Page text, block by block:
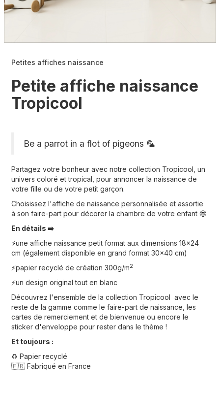
Petites affiches naissance
Petite affiche naissance
Tropicool
Be a parrot in a flot of pigeons 🦜
Partagez votre bonheur avec notre collection Tropicool, un
univers coloré et tropical, pour annoncer la naissance de
votre fille ou de votre petit garçon.
Choisissez l'affiche de naissance personnalisée et assortie
à son faire-part pour décorer la chambre de votre enfant 🤩
En détails ➡️
⚡️une affiche naissance petit format aux dimensions 18x24
cm (également disponible en grand format 30x40 cm)
⚡️papier recyclé de création 300g/m2
⚡️un design original tout en blanc
Découvrez l'ensemble de la collection Tropicool avec le
reste de la gamme comme le faire-part de naissance, les
cartes de remerciement et de bienvenue ou encore le
sticker d'enveloppe pour rester dans le thème !
Et toujours :
♻️ Papier recyclé
🇫🇷 Fabriqué en France